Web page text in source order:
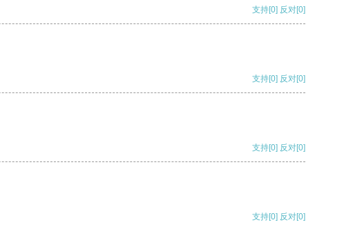
支持[0] 反对[0]
支持[0] 反对[0]
支持[0] 反对[0]
支持[0] 反对[0]